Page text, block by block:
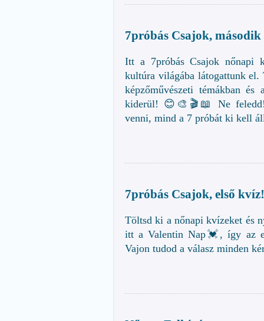
7próbás Csajok,
Itt a 7próbás Csajok nőnapi
kultúra világába látogattunk
képzőművészeti témákban
kiderül! 😊🎨🎬📖 Ne feledd!
venni, mind a 7 próbát ki kell
7próbás Csajok, első
Töltsd ki a nőnapi kvízeket és
itt a Valentin Nap💓, így az
Vajon tudod a válasz minden